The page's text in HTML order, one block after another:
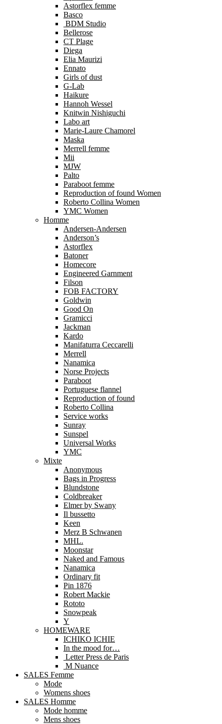
Astorflex femme
Basco
BDM Studio
Bellerose
CT Plage
Diega
Elia Maurizi
Ennato
Girls of dust
G-Lab
Haikure
Hannoh Wessel
Knitwin Nishiguchi
Labo art
Marie-Laure Chamorel
Maska
Merrell femme
Mii
MJW
Palto
Paraboot femme
Reproduction of found Women
Roberto Collina Women
YMC Women
Homme
Andersen-Andersen
Anderson’s
Astorflex
Batoner
Homecore
Engineered Garnment
Filson
FOB FACTORY
Goldwin
Good On
Gramicci
Jackman
Kardo
Manifaturra Ceccarelli
Merrell
Nanamica
Norse Projects
Paraboot
Portuguese flannel
Reproduction of found
Roberto Collina
Service works
Sunray
Sunspel
Universal Works
YMC
Mixte
Anonymous
Bags in Progress
Blundstone
Coldbreaker
Elmer by Swany
Il bussetto
Keen
Merz B Schwanen
MHL.
Moonstar
Naked and Famous
Nanamica
Ordinary fit
Pin 1876
Robert Mackie
Rototo
Snowpeak
Y
HOMEWARE
ICHIKO ICHIE
In the mood for…
Letter Press de Paris
M Nuance
SALES Femme
Mode
Womens shoes
SALES Homme
Mode homme
Mens shoes